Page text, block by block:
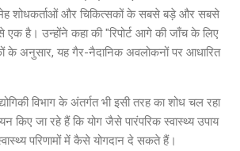
शोधकर्ताओं और चिकित्सकों के सबसे बड़े और सबसे
से एक है। उन्होंने कहा की "रिपोर्ट आगे की जाँच के लिए
के अनुसार, यह गैर-नैदानिक ​​अवलोकनों पर आधारित
विभाग के अंतर्गत भी इसी तरह का शोध चल रहा
किए जा रहे हैं कि योग जैसे पारंपरिक स्वास्थ्य उपाय
परिणामों में कैसे योगदान दे सकते हैं।